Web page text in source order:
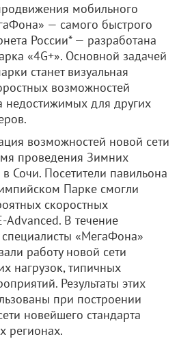
мобильного
— самого быстрого
России* — разработана
«4G+». Основной задачей
станет визуальная
возможностей
недостижимых для других
возможностей новой сети
проведения Зимних
Сочи. Посетители павильона
Парке смогли
скоростных
Advanced. В течение
«МегаФона»
работу новой сети
нагрузок, типичных
Результаты этих
при построении
новейшего стандарта
регионах.